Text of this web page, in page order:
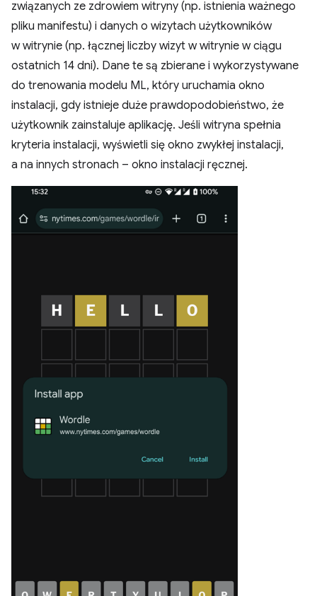
związanych ze zdrowiem witryny (np. istnienia ważnego
pliku manifestu) i danych o wizytach użytkowników
w witrynie (np. łącznej liczby wizyt w witrynie w ciągu
ostatnich 14 dni). Dane te są zbierane i wykorzystywane
do trenowania modelu ML, który uruchamia okno
instalacji, gdy istnieje duże prawdopodobieństwo, że
użytkownik zainstaluje aplikację. Jeśli witryna spełnia
kryteria instalacji, wyświetli się okno zwykłej instalacji,
a na innych stronach – okno instalacji ręcznej.